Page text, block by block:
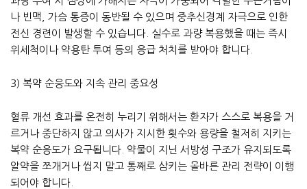
나 빈맥, 가슴 통증이 동반될 수 있으며 중추신경계 자극으로 인한
전신 경련이 발생할 수 있습니다. 실수로 과량 복용했을 때는 즉시
위세척이나 약용탄 투여 등의 응급 처치를 받아야 합니다.
3) 복약 순응도와 지속 관리 중요성
혈류 개선 효과를 온전히 누리기 위해서는 환자가 스스로 복용을 거
르거나 중단하지 않고 의사가 지시한 횟수와 용량을 철저히 지키는
복약 순응도가 요구됩니다. 약물이 지닌 서방성 구조가 유지되도록
알약을 쪼개거나 씹지 말고 통째로 삼키는 올바른 관리 전략이 이행
되어야 합니다.